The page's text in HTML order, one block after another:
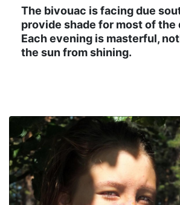
The bivouac is facing due
provide shade for most of the
Each evening is masterful,
the sun from shining.